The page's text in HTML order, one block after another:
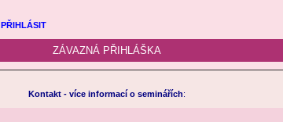
ZÁVAZNÁ PŘIHLÁŠKA
Kontakt - více informací o seminářích: